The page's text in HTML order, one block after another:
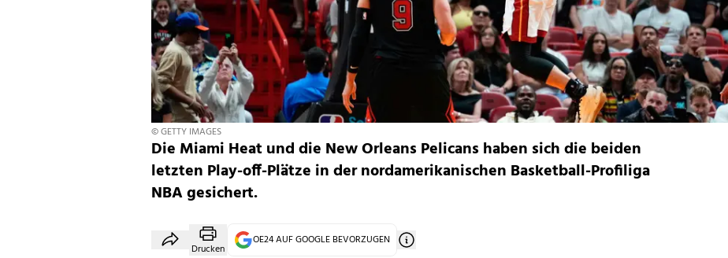
© GETTY IMAGES
Die Miami Heat und die New Orleans Pelicans haben sich die beiden
letzten Play-off-Plätze in der nordamerikanischen Basketball-Profiliga
NBA gesichert.
Drucken
OE24 AUF GOOGLE BEVORZUGEN